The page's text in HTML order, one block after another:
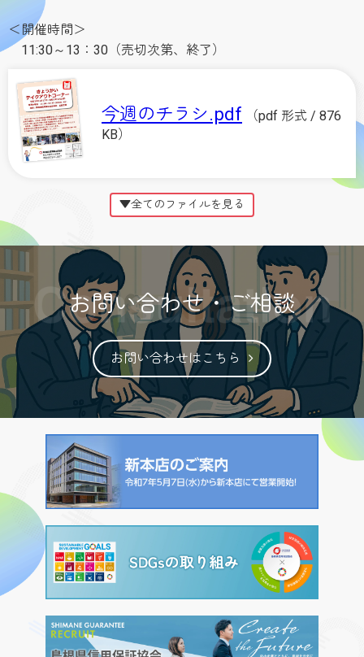
＜開催時間＞
11:30～13：30（売切次第、終了）
今週のチラシ.pdf （pdf 形式 / 876
KB）
形式 / 919KB）
過去のチラシ（27）.pdf
形式 / 896KB）
過去のチラシ（26）.pdf
形式 / 955KB）
過去のチラシ（25）.pdf（pdf
▼全てのファイルを見る
お問い合わせ・ご相談
お問い合わせはこちら